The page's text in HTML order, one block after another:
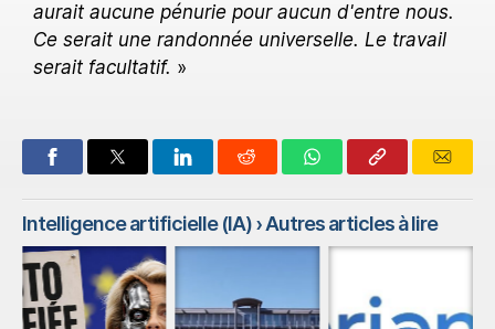
aurait aucune pénurie pour aucun d'entre nous.
Ce serait une randonnée universelle. Le travail
serait facultatif. »
Intelligence artificielle (IA)› Autres articles à lire